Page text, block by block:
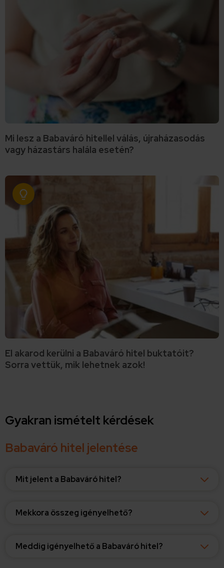
Mi lesz a Babaváró hitellel válás, újraházasodás
vagy házastárs halála esetén?
El akarod kerülni a Babaváró hitel buktatóit?
Sorra vettük, mik lehetnek azok!
Gyakran ismételt kérdések
Babaváró hitel jelentése
Mit jelent a Babaváró hitel?
Mekkora összeg igényelhető?
Meddig igényelhető a Babaváró hitel?